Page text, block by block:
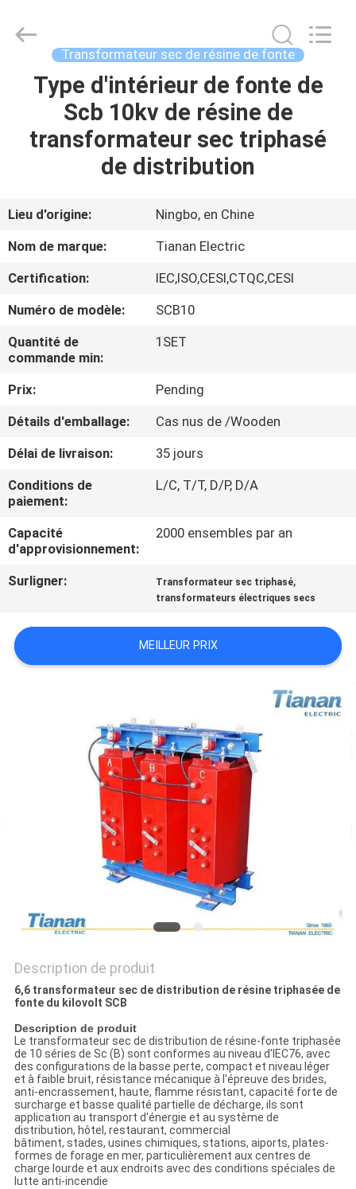
MAISON
PRODUITS
SHOW
SUJET
DE
NOUS
VISITE
D'USINE
CONTRÔLE
DE
QUALITÉ
CONTACTEZ-
NOUVELLES
CITATION
PRIVACY
Tianan
(Group)
Reserved.
Transformateur sec de résine de fonte
Type d'intérieur de fonte de
Scb 10kv de résine de
transformateur sec triphasé
de distribution
Lieu d'origine:
Ningbo, en Chine
Nom de marque:
Tianan Electric
Certification:
IEC,ISO,CESI,CTQC,CESI
Numéro de modèle:
SCB10
Quantité de
commande min:
1SET
Prix:
Pending
Détails d'emballage:
Cas nus de /Wooden
Délai de livraison:
35 jours
Conditions de
paiement:
L/C, T/T, D/P, D/A
Capacité
d'approvisionnement:
2000 ensembles par an
Surligner: Transformateur sec triphasé,
transformateurs électriques secs
MEILLEUR PRIX
Description de produit
6,6 transformateur sec de distribution de résine triphasée de
fonte du kilovolt SCB
Description de produit
Le transformateur sec de distribution de résine-fonte triphasée
de 10 séries de Sc (B) sont conformes au niveau d'IEC76, avec
des configurations de la basse perte, compact et niveau léger
et à faible bruit, résistance mécanique à l'épreuve des brides,
anti-encrassement, haute, flamme résistant, capacité forte de
surcharge et basse qualité partielle de décharge, ils sont
application au transport d'énergie et au système de
distribution, hôtel, restaurant, commercial
bâtiment, stades, usines chimiques, stations, aiports, plates-
formes de forage en mer, particulièrement aux centres de
charge lourde et aux endroits avec des conditions spéciales de
lutte anti-incendie